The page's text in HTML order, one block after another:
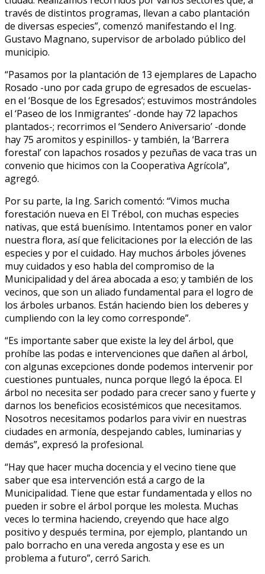
través de distintos programas, llevan a cabo plantación
de diversas especies”, comenzó manifestando el Ing.
Gustavo Magnano, supervisor de arbolado público del
municipio.
“Pasamos por la plantación de 13 ejemplares de Lapacho
Rosado -uno por cada grupo de egresados de escuelas-
en el ‘Bosque de los Egresados’; estuvimos mostrándoles
el ‘Paseo de los Inmigrantes’ -donde hay 72 lapachos
plantados-; recorrimos el ‘Sendero Aniversario’ -donde
hay 75 aromitos y espinillos- y también, la ‘Barrera
forestal’ con lapachos rosados y pezuñas de vaca tras un
convenio que hicimos con la Cooperativa Agrícola”,
agregó.
Por su parte, la Ing. Sarich comentó: “Vimos mucha
forestación nueva en El Trébol, con muchas especies
nativas, que está buenísimo. Intentamos poner en valor
nuestra flora, así que felicitaciones por la elección de las
especies y por el cuidado. Hay muchos árboles jóvenes
muy cuidados y eso habla del compromiso de la
Municipalidad y del área abocada a eso; y también de los
vecinos, que son un aliado fundamental para el logro de
los árboles urbanos. Están haciendo bien los deberes y
cumpliendo con la ley como corresponde”.
“Es importante saber que existe la ley del árbol, que
prohíbe las podas e intervenciones que dañen al árbol,
con algunas excepciones donde podemos intervenir por
cuestiones puntuales, nunca porque llegó la época. El
árbol no necesita ser podado para crecer sano y fuerte y
darnos los beneficios ecosistémicos que necesitamos.
Nosotros necesitamos podarlos para vivir en nuestras
ciudades en armonía, despejando cables, luminarias y
demás”, expresó la profesional.
“Hay que hacer mucha docencia y el vecino tiene que
saber que esa intervención está a cargo de la
Municipalidad. Tiene que estar fundamentada y ellos no
pueden ir sobre el árbol porque les molesta. Muchas
veces lo termina haciendo, creyendo que hace algo
positivo y después termina, por ejemplo, plantando un
palo borracho en una vereda angosta y ese es un
problema a futuro”, cerró Sarich.